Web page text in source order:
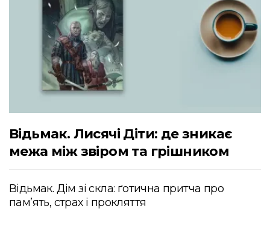
Відьмак. Лисячі Діти: де зникає
межа між звіром та грішником
Відьмак. Дім зі скла: ґотична притча про
пам’ять, страх і прокляття